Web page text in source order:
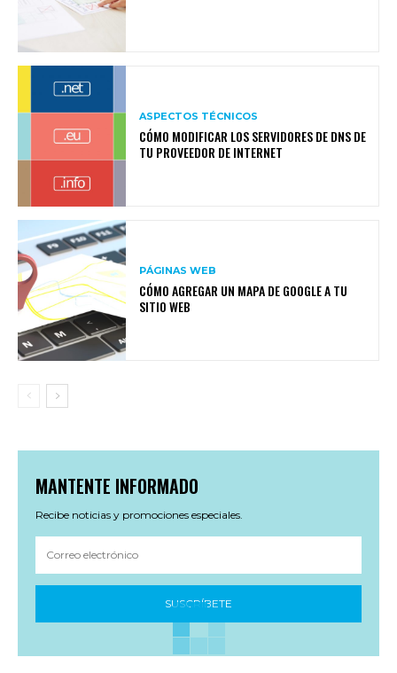
ASPECTOS TÉCNICOS
CÓMO MODIFICAR LOS SERVIDORES DE DNS DE
TU PROVEEDOR DE INTERNET
PÁGINAS WEB
CÓMO AGREGAR UN MAPA DE GOOGLE A TU
SITIO WEB
MANTENTE INFORMADO
Recibe noticias y promociones especiales.
SUSCRÍBETE